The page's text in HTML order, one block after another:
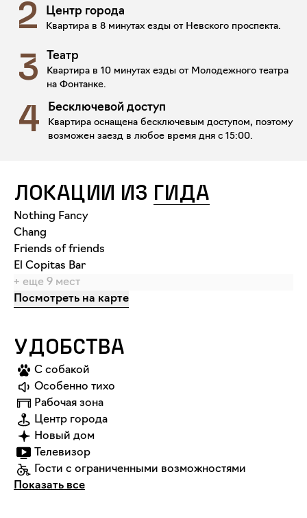
2 Центр города
Квартира в 8 минутах езды от Невского проспекта.
3 Театр
Квартира в 10 минутах езды от Молодежного театра
на Фонтанке.
4 Бесключевой доступ
Квартира оснащена бесключевым доступом, поэтому
возможен заезд в любое время дня с 15:00.
ЛОКАЦИИ ИЗ ГИДА
Nothing Fancy
Chang
Friends of friends
El Copitas Bar
+ еще 9 мест
Посмотреть на карте
УДОБСТВА
С собакой
Особенно тихо
Рабочая зона
Центр города
Новый дом
Телевизор
Гости с ограниченными возможностями
Показать все